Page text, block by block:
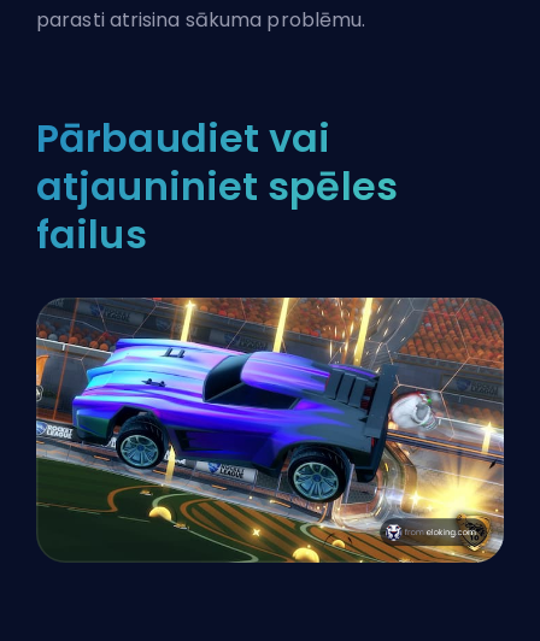
parasti atrisina sākuma problēmu.
Pārbaudiet vai
atjauniniet spēles
failus